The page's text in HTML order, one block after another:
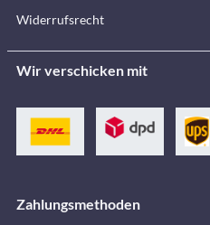
Widerrufsrecht
Wir verschicken mit
Zahlungsmethoden